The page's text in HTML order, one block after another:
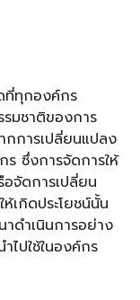
ที่ทุกองค์กร
มชาติของการ
กการเปลี่ยนแปลง
ร ซึ่งการจัดการให้
จัดการเปลี่ยน
เกิดประโยชน์นั้น
ดำเนินการอย่าง
ไปใช้ในองค์กร